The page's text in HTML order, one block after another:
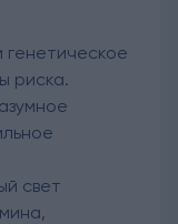
риска.
свет